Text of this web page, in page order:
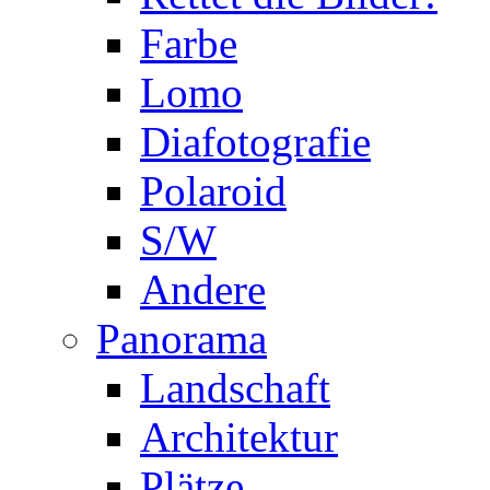
Farbe
Lomo
Diafotografie
Polaroid
S/W
Andere
Panorama
Landschaft
Architektur